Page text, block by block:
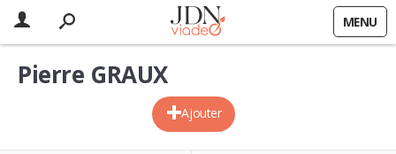
MENU
Ajouter
Pierre GRAUX